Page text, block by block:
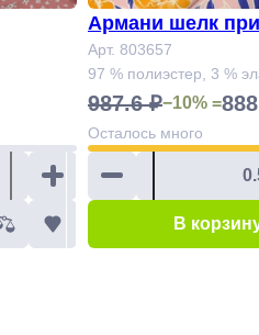
Армани шелк
Арт. 803657
97 % полиэстер, 3 %
987.6 ₽−10% =
Осталось много
В